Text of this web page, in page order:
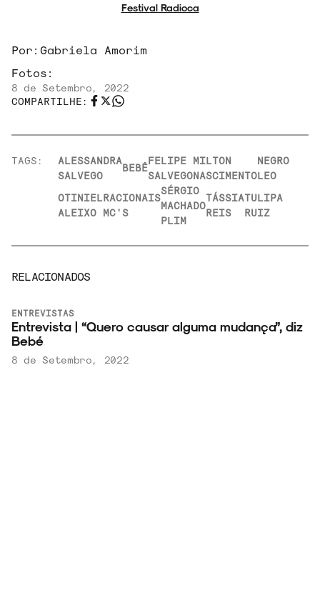
Festival Radioca
Por: Gabriela Amorim
Fotos:
8 de Setembro, 2022
COMPARTILHE:
TAGS:
ALESSANDRA
SALVEGO
BEBÊ
FELIPE
SALVEGO
MILTON
NASCIMENTO
NEGRO
LEO
OTINIEL
ALEIXO
RACIONAIS
MC'S
SÉRGIO
MACHADO
PLIM
TÁSSIA
REIS
TULIPA
RUIZ
RELACIONADOS
ENTREVISTAS
Entrevista | “Quero causar alguma mudança”, diz
Bebé
8 de Setembro, 2022